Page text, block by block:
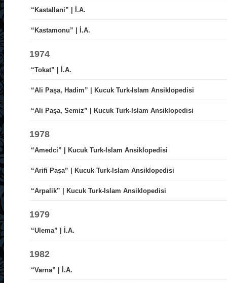
“Kastallani” | İ.A.
“Kastamonu” | İ.A.
1974
“Tokat” | İ.A.
“Ali Paşa, Hadim” | Kucuk Turk-Islam Ansiklopedisi
“Ali Paşa, Semiz” | Kucuk Turk-Islam Ansiklopedisi
1978
“Amedci” | Kucuk Turk-Islam Ansiklopedisi
“Arifi Paşa” | Kucuk Turk-Islam Ansiklopedisi
“Arpalik” | Kucuk Turk-Islam Ansiklopedisi
1979
“Ulema” | İ.A.
1982
“Varna” | İ.A.